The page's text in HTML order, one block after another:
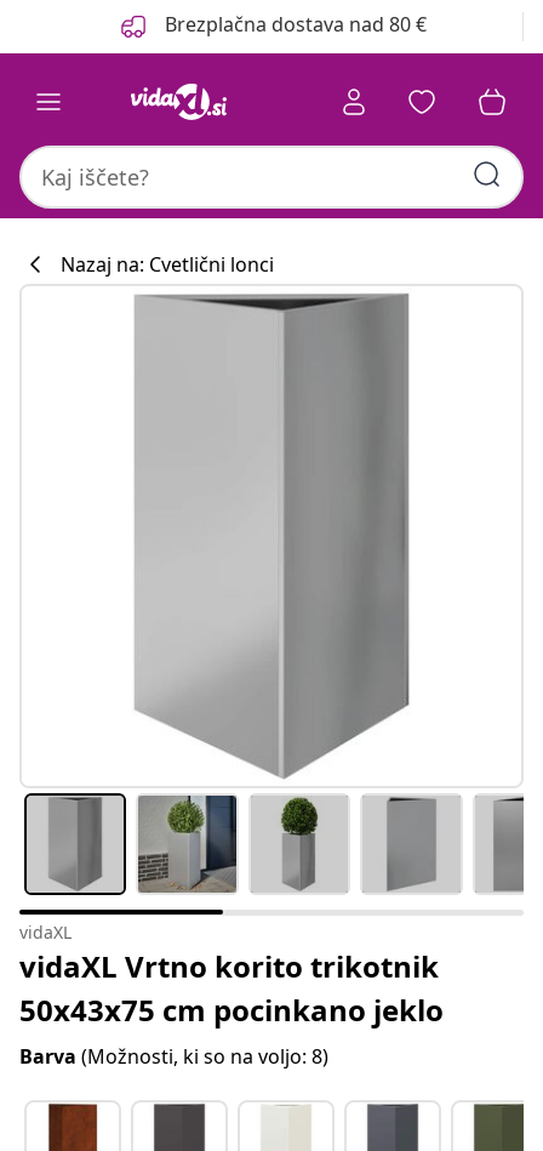
Brezplačna dostava nad 80 €
Nazaj na: Cvetlični lonci
vidaXL
vidaXL Vrtno korito trikotnik
50x43x75 cm pocinkano jeklo
Barva (Možnosti, ki so na voljo: 8)